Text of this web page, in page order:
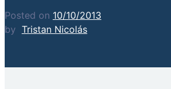
Posted on 10/10/2013
by Tristan Nicolás